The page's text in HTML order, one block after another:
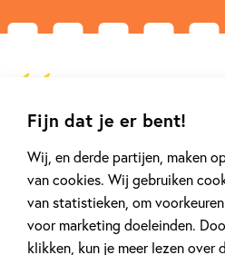
Fijn dat je er bent!
Wij, en derde partijen, maken
van cookies. Wij gebruiken
van statistieken, om
voor marketing doeleinden.
klikken, kun je meer lezen over
'Voor elke opvoeder
kinderen te maken
professioneel, is dit
read.' Sanderijn van
seksuoloog